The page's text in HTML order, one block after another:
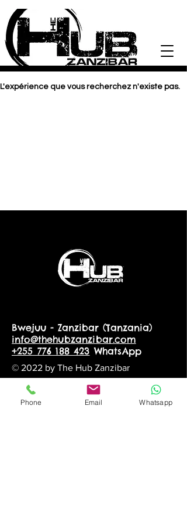
L'expérience que vous recherchez n'existe pas.
Bwejuu - Zanzibar (Tanzania)
info@thehubzanzibar.com
+255 776 188 423 WhatsApp
© 2022 by The Hub Zanzibar
Phone Email Whatsapp